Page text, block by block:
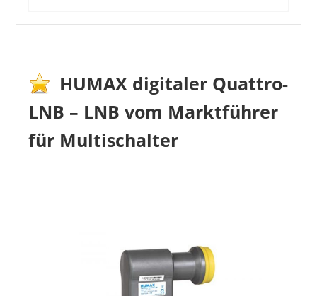
INVERTO
HUMAX digitaler Quattro-
LNB – LNB vom Marktführer
für Multischalter